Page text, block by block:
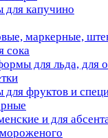
для капучино
маркерные,
сока
для льда, для
для фруктов и
и для